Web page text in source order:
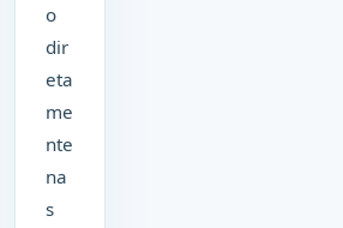
o
dir
eta
me
nte
na
s